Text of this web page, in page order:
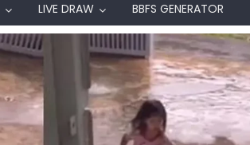
LIVE DRAW BBFS GENERATOR